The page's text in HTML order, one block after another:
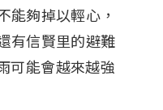
能夠掉以輕心，
有信賢里的避難
可能會越來越強